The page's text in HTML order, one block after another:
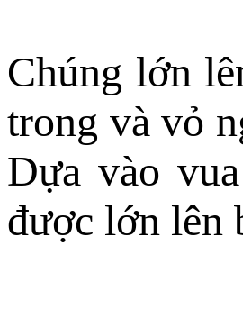
Chúng lớn
trong và vỏ
Dựa vào
được lớn lên